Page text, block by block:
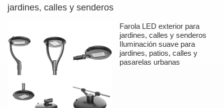
jardines, calles y senderos
Farola LED exterior para
jardines, calles y senderos
Iluminación suave para
jardines, patios, calles y
pasarelas urbanas